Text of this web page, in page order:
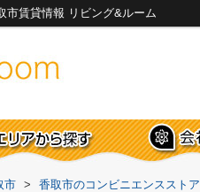
市賃貸情報 リビング&ルーム
市 > 香取市のコンビニエンスストア